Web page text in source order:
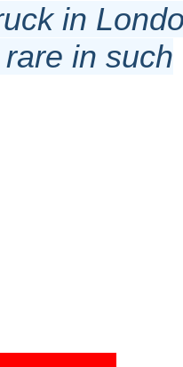
in
in such